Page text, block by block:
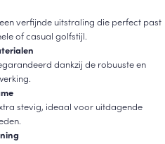
verfijnde uitstraling die perfect past
of casual golfstijl.
dankzij de robuuste en
stevig, ideaal voor uitdagende